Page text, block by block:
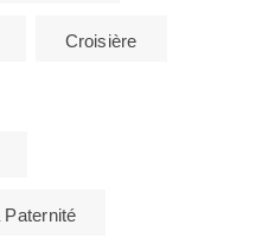
Croisière